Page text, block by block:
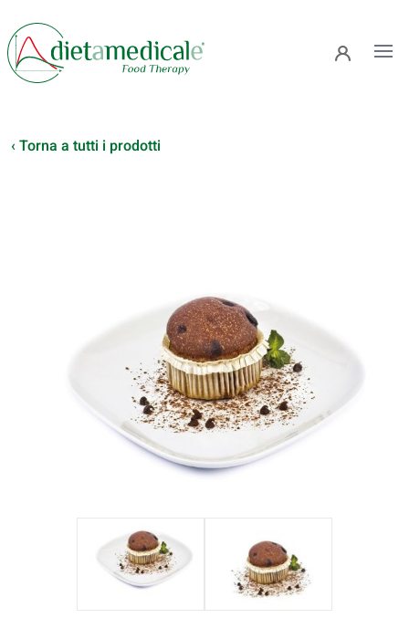
‹ Torna a tutti i prodotti